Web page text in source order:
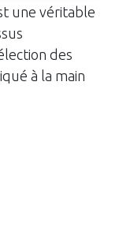
une véritable
des
à la main